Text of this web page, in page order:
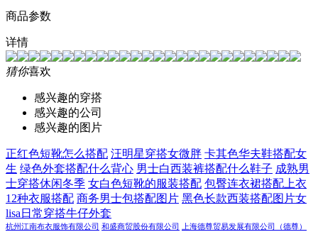
商品参数
详情
猜你喜欢
感兴趣的穿搭
感兴趣的公司
感兴趣的图片
正红色短靴怎么搭配 汪明星穿搭女微胖 卡其色华夫鞋搭配女
生 绿色外套搭配什么背心 男士白西装裤搭配什么鞋子 成熟男
士穿搭休闲冬季 女白色短靴的服装搭配 包臀连衣裙搭配上衣
12种衣服搭配 商务男士包搭配图片 黑色长款西装搭配图片女
lisa日常穿搭牛仔外套
杭州江南布衣服饰有限公司 和盛商贸股份有限公司
上海德尊贸易发展有限公司（德尊）